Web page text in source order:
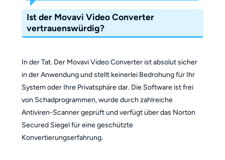
Ist der Movavi Video Converter
vertrauenswürdig?
In der Tat. Der Movavi Video Converter ist absolut sicher
in der Anwendung und stellt keinerlei Bedrohung für Ihr
System oder Ihre Privatsphäre dar. Die Software ist frei
von Schadprogrammen, wurde durch zahlreiche
Antiviren-Scanner geprüft und verfügt über das Norton
Secured Siegel für eine geschützte
Konvertierungserfahrung.